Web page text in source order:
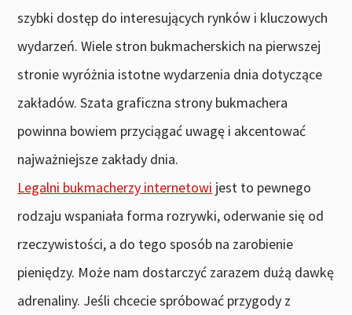
szybki dostęp do interesujących rynków i kluczowych
wydarzeń. Wiele stron bukmacherskich na pierwszej
stronie wyróżnia istotne wydarzenia dnia dotyczące
zakładów. Szata graficzna strony bukmachera
powinna bowiem przyciągać uwagę i akcentować
najważniejsze zakłady dnia.
Legalni bukmacherzy internetowi jest to pewnego
rodzaju wspaniała forma rozrywki, oderwanie się od
rzeczywistości, a do tego sposób na zarobienie
pieniędzy. Może nam dostarczyć zarazem dużą dawkę
adrenaliny. Jeśli chcecie spróbować przygody z